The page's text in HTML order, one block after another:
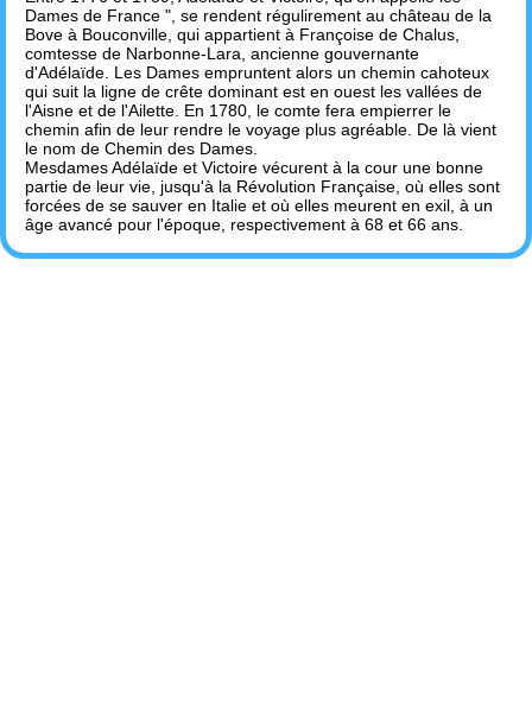
Dames de France ", se rendent régulirement au château de la
Bove à Bouconville, qui appartient à Françoise de Chalus,
comtesse de Narbonne-Lara, ancienne gouvernante
d'Adélaïde. Les Dames empruntent alors un chemin cahoteux
qui suit la ligne de crête dominant est en ouest les vallées de
l'Aisne et de l'Ailette. En 1780, le comte fera empierrer le
chemin afin de leur rendre le voyage plus agréable. De là vient
le nom de Chemin des Dames.
Mesdames Adélaïde et Victoire vécurent à la cour une bonne
partie de leur vie, jusqu'à la Révolution Française, où elles sont
forcées de se sauver en Italie et où elles meurent en exil, à un
âge avancé pour l'époque, respectivement à 68 et 66 ans.